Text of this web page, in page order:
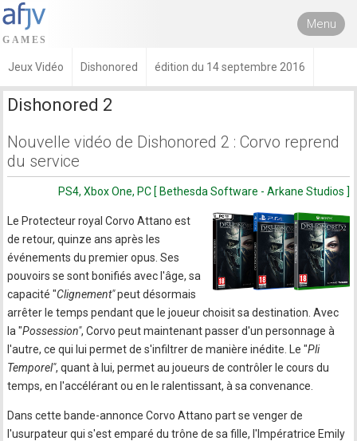
Menu
Jeux Vidéo Dishonored édition du 14 septembre 2016
Dishonored 2
Nouvelle vidéo de Dishonored 2 : Corvo reprend
du service
PS4, Xbox One, PC [ Bethesda Software - Arkane Studios ]
Le Protecteur royal Corvo Attano est
de retour, quinze ans après les
événements du premier opus. Ses
pouvoirs se sont bonifiés avec l'âge, sa
capacité "Clignement"peut désormais
arrêter le temps pendant que le joueur choisit sa destination. Avec
la "Possession", Corvo peut maintenant passer d'un personnage à
l'autre, ce qui lui permet de s'infiltrer de manière inédite. Le "Pli
Temporel", quant à lui, permet au joueurs de contrôler le cours du
temps, en l'accélérant ou en le ralentissant, à sa convenance.
Dans cette bande-annonce Corvo Attano part se venger de
l'usurpateur qui s'est emparé du trône de sa fille, l'Impératrice Emily